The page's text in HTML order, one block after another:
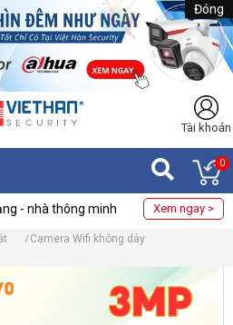
Đóng
Tài khoản
0
- nhà thông minh Xem ngay >
Camera Wifi không dây